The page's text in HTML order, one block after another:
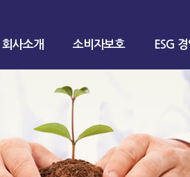
회사소개 소비자보호 ESG